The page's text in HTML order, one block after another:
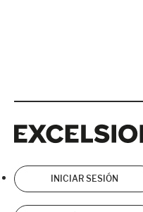
INICIAR SESIÓN